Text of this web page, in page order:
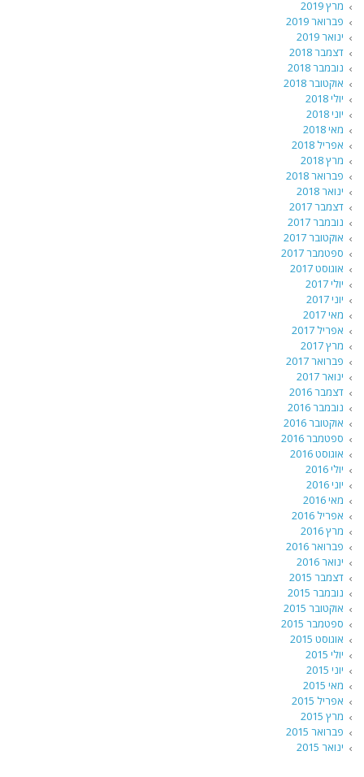
מרץ 2019
פברואר 2019
ינואר 2019
דצמבר 2018
נובמבר 2018
אוקטובר 2018
יולי 2018
יוני 2018
מאי 2018
אפריל 2018
מרץ 2018
פברואר 2018
ינואר 2018
דצמבר 2017
נובמבר 2017
אוקטובר 2017
ספטמבר 2017
אוגוסט 2017
יולי 2017
יוני 2017
מאי 2017
אפריל 2017
מרץ 2017
פברואר 2017
ינואר 2017
דצמבר 2016
נובמבר 2016
אוקטובר 2016
ספטמבר 2016
אוגוסט 2016
יולי 2016
יוני 2016
מאי 2016
אפריל 2016
מרץ 2016
פברואר 2016
ינואר 2016
דצמבר 2015
נובמבר 2015
אוקטובר 2015
ספטמבר 2015
אוגוסט 2015
יולי 2015
יוני 2015
מאי 2015
אפריל 2015
מרץ 2015
פברואר 2015
ינואר 2015